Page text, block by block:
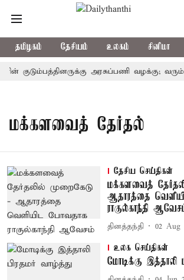
தமிழகம் தேசியம் உலகம் சினிமா
குடும்பத்தினருக்கு அரசுப்பணி வழக்கு; வரும்
மக்களவைத் தேர்தல்
தேசிய செய்திகள்
மக்களவைத்
ஆதாரத்தை
ராகுல்காந்தி
தினத்தந்தி 02 Aug
உலக செய்திகள்
மோடிக்கு இத்தாலி